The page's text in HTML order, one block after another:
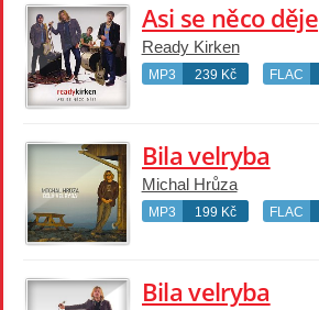
Asi se něco děje
Ready Kirken
MP3 239 Kč FLAC
Bila velryba
Michal Hrůza
MP3 199 Kč FLAC
Bila velryba